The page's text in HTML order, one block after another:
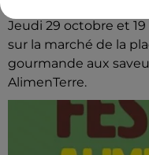
Jeudi 29 octobre et
sur la marché de la
gourmande aux
AlimenTerre.